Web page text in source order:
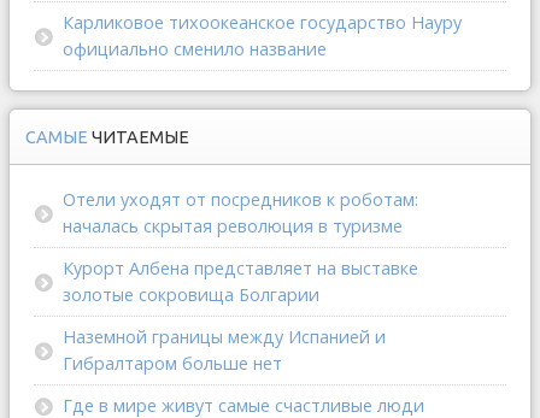
Карликовое тихоокеанское государство Науру
официально сменило название
САМЫЕ ЧИТАЕМЫЕ
Отели уходят от посредников к роботам:
началась скрытая революция в туризме
Курорт Албена представляет на выставке
золотые сокровища Болгарии
Наземной границы между Испанией и
Гибралтаром больше нет
Где в мире живут самые счастливые люди